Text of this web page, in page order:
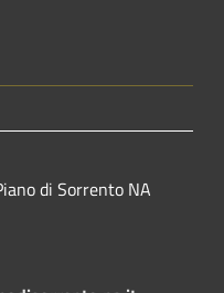
di Sorrento NA